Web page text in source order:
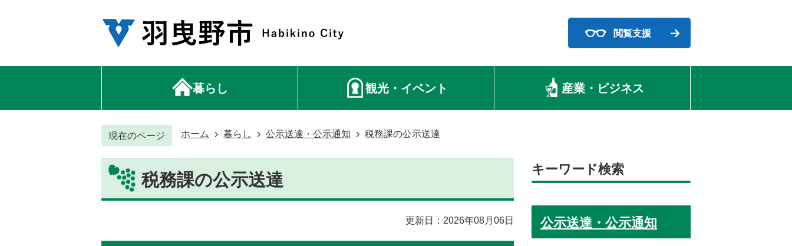
閲覧支援
暮らし 観光・イベント 産業・ビジネス
現在のページ ホーム 暮らし 公示送達・公示通知 税務課の公示送達
税務課の公示送達
更新日：2026年08月06日
キーワード検索
公示送達・公示通知